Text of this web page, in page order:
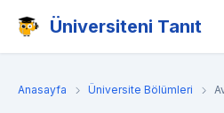
Üniversiteni Tanıt
Anasayfa Üniversite Bölümleri